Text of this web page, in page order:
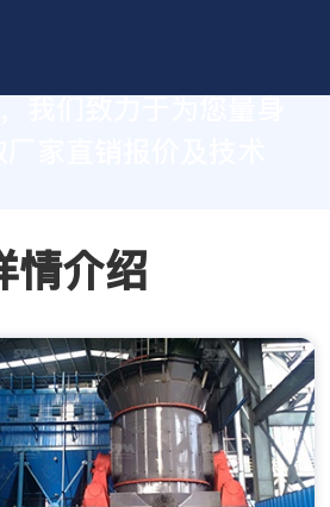
家直销报价及技术
情介绍